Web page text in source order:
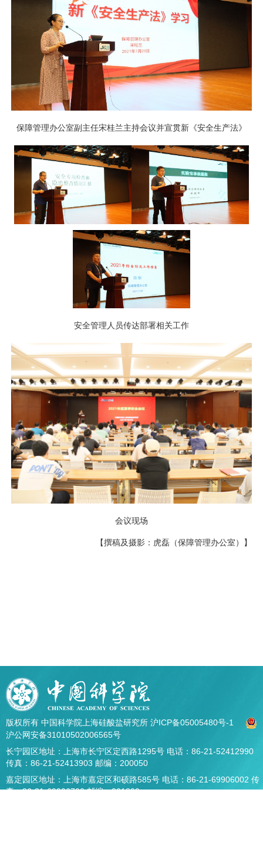
保障管理办公室副主任宋桂兰主持会议并宣贯新《安全生产法》
安全管理人员传达部署相关工作
会议现场
【撰稿及摄影：虎磊（保障管理办公室）】
版权所有 中国科学院上海硅酸盐研究所 沪ICP备05005480号-1
沪公网安备31010502006565号
长宁园区地址：上海市长宁区定西路1295号 电话：86-21-52412990
传真：86-21-52413903 邮编：200050
嘉定园区地址：上海市嘉定区和硕路585号 电话：86-21-69906002 传
真：86-21-69906700 邮编：201899